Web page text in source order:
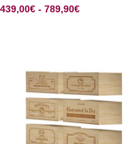
439,00€ - 789,90€